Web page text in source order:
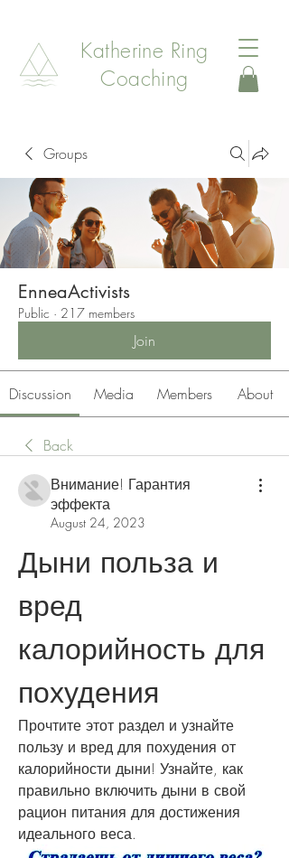
Katherine Ring
Coaching
Groups
EnneaActivists
Public · 217 members
Join
Discussion Media Members About
Back
Внимание! Гарантия
эффекта
August 24, 2023
Дыни польза и
вред
калорийность для
похудения
Прочтите этот раздел и узнайте
пользу и вред для похудения от
калорийности дыни! Узнайте, как
правильно включить дыни в свой
рацион питания для достижения
идеального веса.